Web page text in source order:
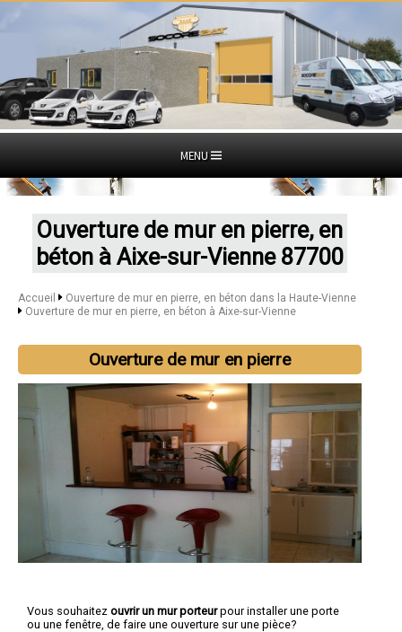
MENU
Ouverture de mur en pierre, en
béton à Aixe-sur-Vienne 87700
Accueil
Ouverture de mur en pierre, en béton dans la Haute-Vienne
Ouverture de mur en pierre, en béton à Aixe-sur-Vienne
Ouverture de mur en pierre
Vous souhaitez ouvrir un mur porteurpour installer une porte
ou une fenêtre, de faire une ouverture sur une pièce?